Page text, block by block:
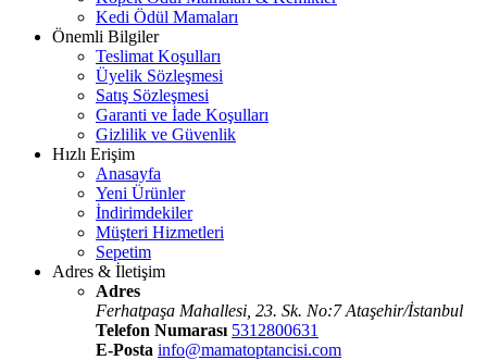
Kedi Ödül Mamaları
Önemli Bilgiler
Teslimat Koşulları
Üyelik Sözleşmesi
Satış Sözleşmesi
Garanti ve İade Koşulları
Gizlilik ve Güvenlik
Hızlı Erişim
Anasayfa
Yeni Ürünler
İndirimdekiler
Müşteri Hizmetleri
Sepetim
Adres & İletişim
Adres
Ferhatpaşa Mahallesi, 23. Sk. No:7 Ataşehir/İstanbul
Telefon Numarası 5312800631
E-Posta info@mamatoptancisi.com